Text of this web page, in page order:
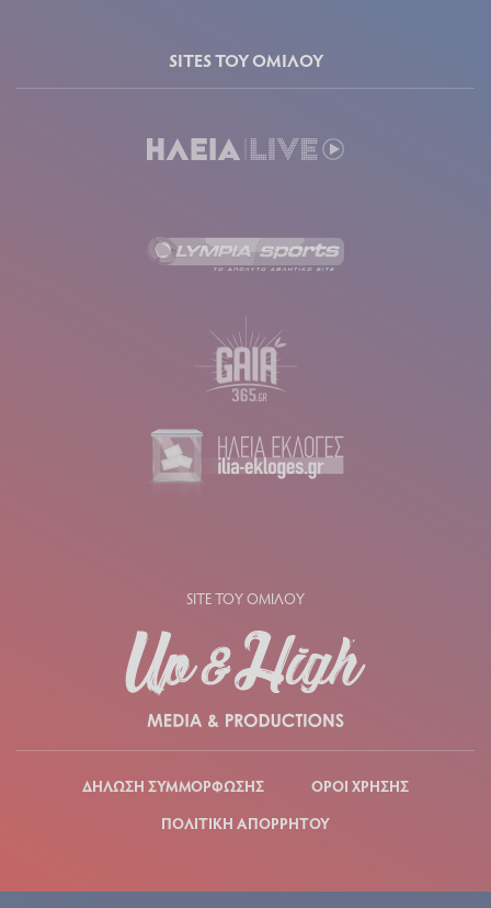
SITES ΤΟΥ ΟΜΙΛΟΥ
SITE ΤΟΥ ΟΜΙΛΟΥ
ΔΗΛΩΣΗ ΣΥΜΜΟΡΦΩΣΗΣ
ΟΡΟΙ ΧΡΗΣΗΣ
ΠΟΛΙΤΙΚΗ ΑΠΟΡΡΗΤΟΥ